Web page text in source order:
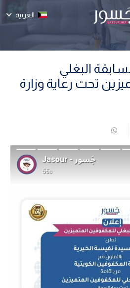
العربية
البغلي
تحت رعاية وزارة